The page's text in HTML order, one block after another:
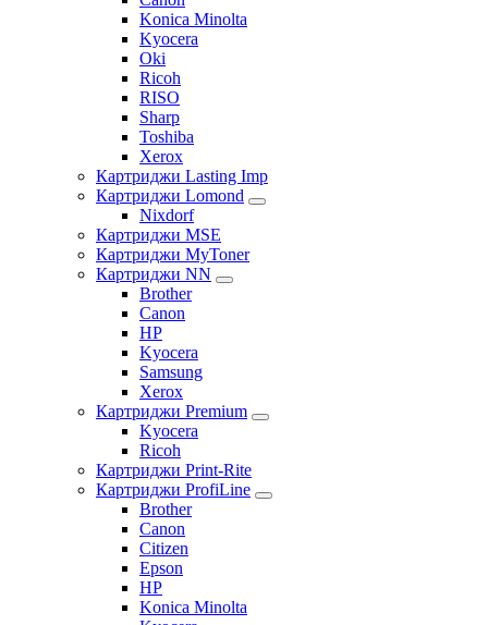
Konica Minolta
Kyocera
Oki
Ricoh
RISO
Sharp
Toshiba
Xerox
Картриджи Lasting Imp
Картриджи Lomond
Nixdorf
Картриджи MSE
Картриджи MyToner
Картриджи NN
Brother
Canon
HP
Kyocera
Samsung
Xerox
Картриджи Premium
Kyocera
Ricoh
Картриджи Print-Rite
Картриджи ProfiLine
Brother
Canon
Citizen
Epson
HP
Konica Minolta